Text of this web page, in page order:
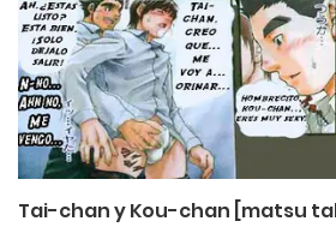
Tai-chan y Kou-chan [matsu